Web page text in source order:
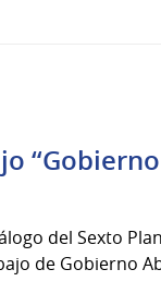
del Sexto
de Gobierno